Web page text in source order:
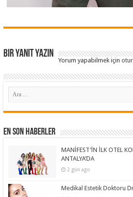
Bir yanıt yazın
Yorum yapabilmek için
En Son Haberler
MANİFEST’İN İLK OTEL
ANTALYA’DA
2 gün ago
Medikal Estetik Doktoru